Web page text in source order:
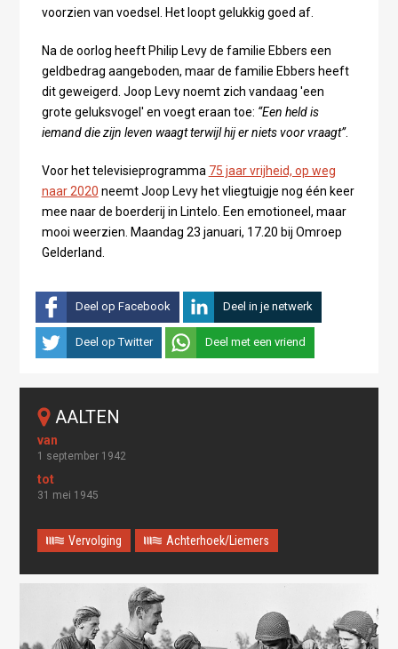
voorzien van voedsel. Het loopt gelukkig goed af.
Na de oorlog heeft Philip Levy de familie Ebbers een
geldbedrag aangeboden, maar de familie Ebbers heeft
dit geweigerd. Joop Levy noemt zich vandaag 'een
grote geluksvogel' en voegt eraan toe: “Een held is
iemand die zijn leven waagt terwijl hij er niets voor vraagt”.
Voor het televisieprogramma 75 jaar vrijheid, op weg
naar 2020 neemt Joop Levy het vliegtuigje nog één keer
mee naar de boerderij in Lintelo. Een emotioneel, maar
mooi weerzien. Maandag 23 januari, 17.20 bij Omroep
Gelderland.
Deel op Facebook Deel in je netwerk
Deel op Twitter Deel met een vriend
AALTEN
1 september 1942
31 mei 1945
Vervolging Achterhoek/Liemers